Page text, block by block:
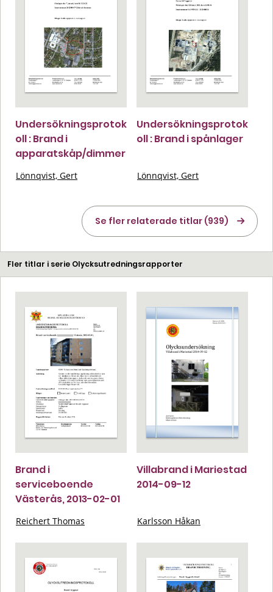
Undersökningsprotok
oll : Brand i
apparatskåp/dimmer
Lönnqvist, Gert
Undersökningsprotok
oll : Brand i spånlager
Lönnqvist, Gert
Se fler relaterade titlar (939)
Fler titlar i serie Olycksutredningsrapporter
Brand i
serviceboende
Västerås, 2013-02-01
Reichert Thomas
Villabrand i Mariestad
2014-09-12
Karlsson Håkan